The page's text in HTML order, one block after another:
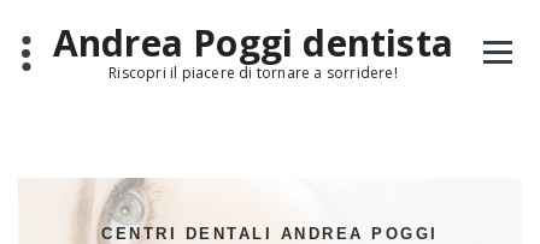
Andrea Poggi dentista
Riscopri il piacere di tornare a sorridere!
CENTRI DENTALI ANDREA POGGI